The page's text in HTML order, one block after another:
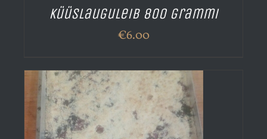
Küüslauguleib 800 grammi
€6.00